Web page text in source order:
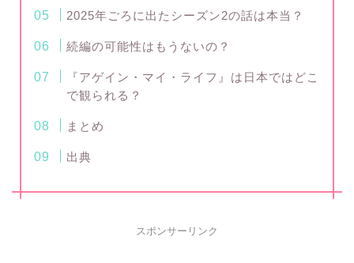
2025年ごろに出たシーズン2の話は本当？
続編の可能性はもうないの？
『アゲイン・マイ・ライフ』は日本ではどこ
で観られる？
まとめ
出典
スポンサーリンク